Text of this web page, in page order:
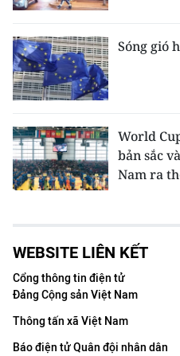
Sóng gió
World
bản sắc
Nam ra
WEBSITE LIÊN KẾT
Cổng thông tin điện tử
Đảng Cộng sản Việt Nam
Thông tấn xã Việt Nam
Báo điện tử Quân đội nhân dân